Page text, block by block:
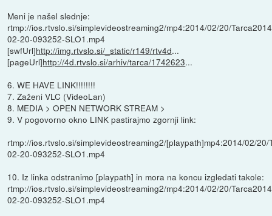
Meni je našel slednje:
rtmp://ios.rtvslo.si/simplevideostreaming2/mp4:2014/02/20/
02-20-093252-SLO1.mp4
[swfUrl]http://img.rtvslo.si/_static/r149/rtv4d...
[pageUrl]http://4d.rtvslo.si/arhiv/tarca/1742623...
6. WE HAVE LINK!!!!!!!!
7. Zaženi VLC (VideoLan)
8. MEDIA > OPEN NETWORK STREAM >
9. V pogovorno okno LINK pastirajmo zgornji link:
rtmp://ios.rtvslo.si/simplevideostreaming2/[playpath]mp4:2014/02/20/
02-20-093252-SLO1.mp4
10. Iz linka odstranimo [playpath] in mora na koncu izgledati takole:
rtmp://ios.rtvslo.si/simplevideostreaming2/mp4:2014/02/20/
02-20-093252-SLO1.mp4